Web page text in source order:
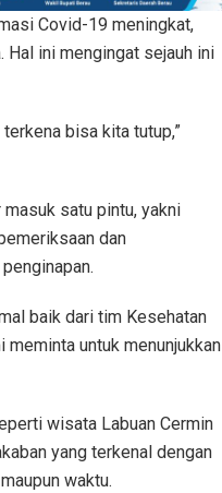
Covid-19 meningkat,
Hal ini mengingat sejauh ini
bisa kita tutup,”
satu pintu, yakni
dan
baik dari tim Kesehatan
untuk menunjukkan
wisata Labuan Cermin
yang terkenal dengan
waktu.